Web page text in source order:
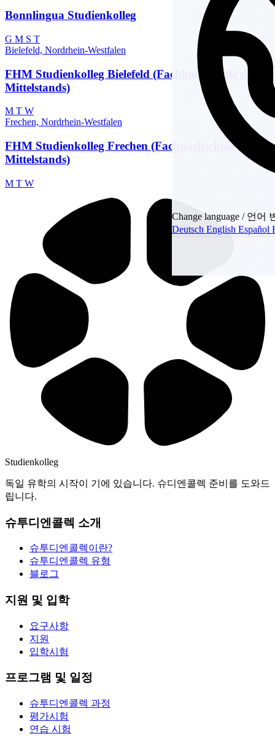
Change language / 언어
DeutschEnglishEspañol
Bonnlingua Studienkolleg
G M S T
Bielefeld, Nordrhein-Westfalen
FHM Studienkolleg Bielefeld (Fachhochschule des
Mittelstands)
M T W
Frechen, Nordrhein-Westfalen
FHM Studienkolleg Frechen (Fachhochschule des
Mittelstands)
M T W
Studienkolleg
독일 유학의 시작이 기에 있습니다. 슈디엔콜렉 준비를 도와드
립니다.
슈투디엔콜렉 소개
슈투디엔콜렉이란?
슈투디엔콜렉 유형
블로그
지원 및 입학
요구사항
지원
입학시험
프로그램 및 일정
슈투디엔콜렉 과정
평가시험
연습 시험